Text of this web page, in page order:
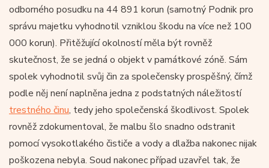
odborného posudku na 44 891 korun (samotný Podnik pro
správu majetku vyhodnotil vzniklou škodu na více než 100
000 korun). Přitěžující okolností měla být rovněž
skutečnost, že se jedná o objekt v památkové zóně. Sám
spolek vyhodnotil svůj čin za společensky prospěšný, čímž
podle něj není naplněna jedna z podstatných náležitostí
trestného činu, tedy jeho společenská škodlivost. Spolek
rovněž zdokumentoval, že malbu šlo snadno odstranit
pomocí vysokotlakého čističe a vody a dlažba nakonec nijak
poškozena nebyla. Soud nakonec případ uzavřel tak, že